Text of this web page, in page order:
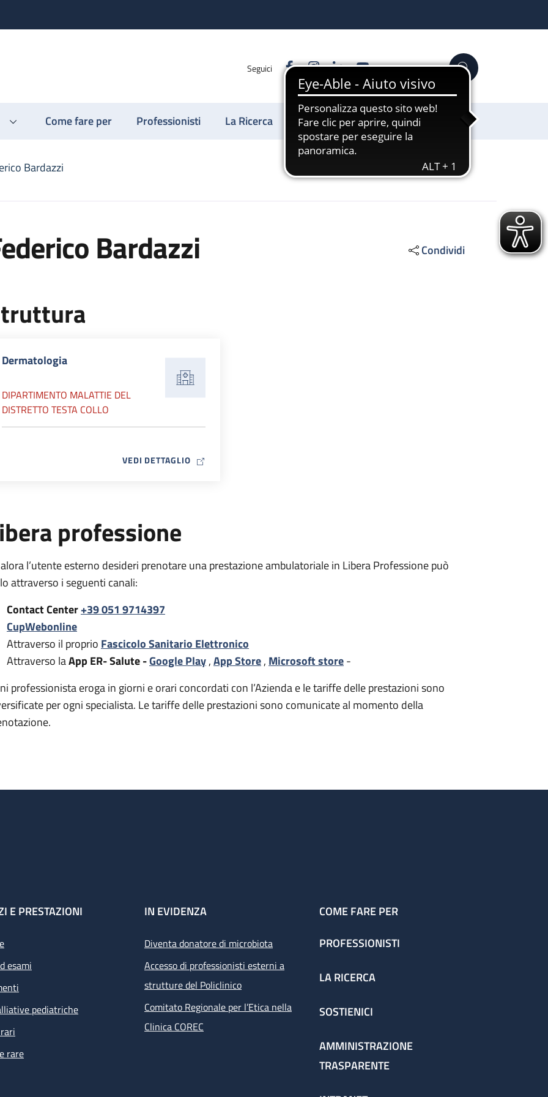
Seguici FacebookInstagram
LinkedinYouTube Cerca
Come fare per Professionisti La Ricerca Sostienici
Bardazzi
Bardazzi Condividi
Dermatologia
DIPARTIMENTO MALATTIE DEL
DISTRETTO TESTA COLLO
VEDI DETTAGLIOMAP ICON
professione
l’utente esterno desideri prenotare una prestazione ambulatoriale in Libera Professione può
attraverso i seguenti canali:
Contact Center+39 051 9714397
CupWebonline
Attraverso il proprio Fascicolo Sanitario Elettronico
Attraverso laApp ER- Salute -Google Play,App Store, Microsoft store-
professionista eroga in giorni e orari concordati con l’Azienda e le tariffe delle prestazioni sono
per ogni specialista. Le tariffe delle prestazioni sono comunicate al momento della
E PRESTAZIONI
esami
pediatriche
rare
IN EVIDENZA
Diventa donatore di microbiota
Accesso di professionisti esterni a
strutture del Policlinico
Comitato Regionale per l’Etica nella
Clinica COREC
COME FARE PER
PROFESSIONISTI
LA RICERCA
SOSTIENICI
AMMINISTRAZIONE
TRASPARENTE